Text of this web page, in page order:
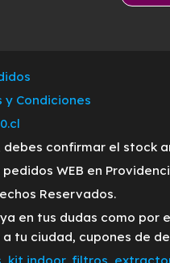
y Condiciones
confirmar el stock
WEB en
Reservados.
en tus dudas como por
tu ciudad, cupones de